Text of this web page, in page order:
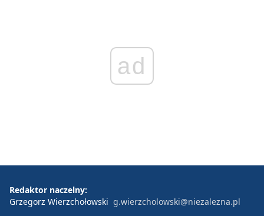
ad
Redaktor naczelny:
Grzegorz Wierzchołowski g.wierzcholowski@niezalezna.pl